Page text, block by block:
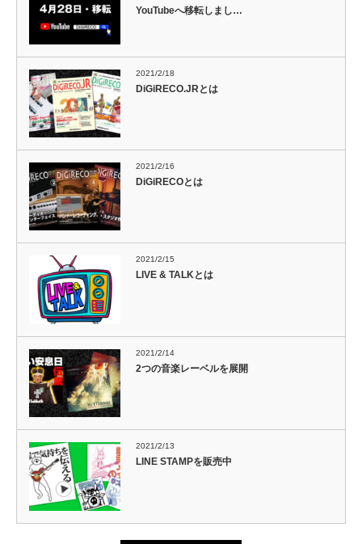
YouTubeへ移転しまし…
2021/2/18
DiGiRECO.JRとは
2021/2/16
DiGiRECOとは
2021/2/15
LIVE & TALKとは
2021/2/14
2つの音楽レーベルを展開
2021/2/13
LINE STAMPを販売中